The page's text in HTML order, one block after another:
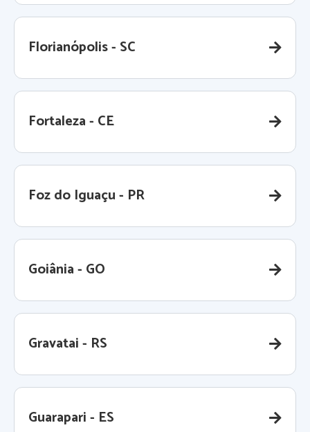
Florianópolis - SC
Fortaleza - CE
Foz do Iguaçu - PR
Goiânia - GO
Gravatai - RS
Guarapari - ES